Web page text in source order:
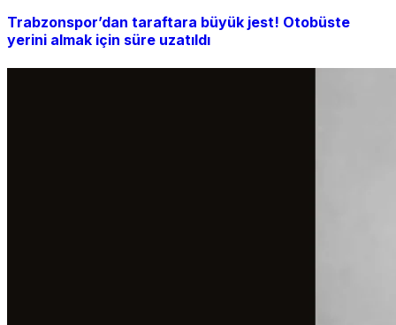
Trabzonspor’dan taraftara büyük jest! Otobüste
yerini almak için süre uzatıldı